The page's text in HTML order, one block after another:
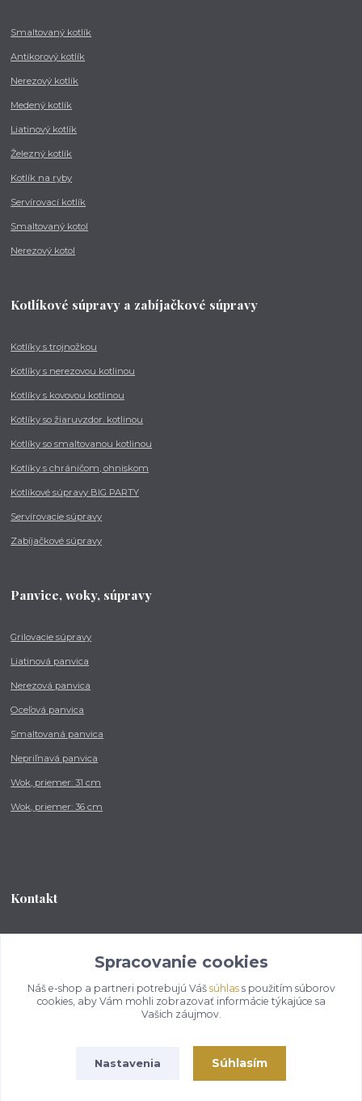
Smaltovaný kotlík
Antikorový kotlík
Nerezový kotlík
Medený kotlík
Liatinový kotlík
Železný kotlík
Kotlík na ryby
Servírovací kotlík
Smaltovaný kotol
Nerezový kotol
Kotlíkové súpravy a zabíjačkové súpravy
Kotlíky s trojnožkou
Kotlíky s nerezovou kotlinou
Kotlíky s kovovou kotlinou
Kotlíky so žiaruvzdor. kotlinou
Kotlíky so smaltovanou kotlinou
Kotlíky s chráničom, ohniskom
Kotlíkové súpravy BIG PARTY
Servírovacie súpravy
Zabíjačkové súpravy
Panvice, woky, súpravy
Grilovacie súpravy
Liatinová panvica
Nerezová panvica
Oceľová panvica
Smaltovaná panvica
Nepriľnavá panvica
Wok, priemer: 31 cm
Wok, priemer: 36 cm
Kontakt
od 8:00 - do 16:00 hod
info@kotlikovesupravy.sk
Spracovanie cookies
Náš e-shop a partneri potrebujú Váš súhlass použitím súborov
cookies, aby Vám mohli zobrazovať informácie týkajúce sa
Vašich záujmov.
Nastavenia Súhlasím